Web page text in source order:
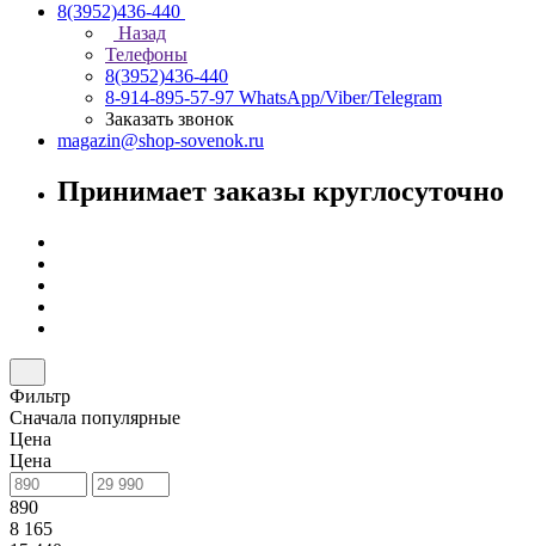
8(3952)436-440
Назад
Телефоны
8(3952)436-440
8-914-895-57-97 WhatsApp/Viber/Telegram
Заказать звонок
magazin@shop-sovenok.ru
Принимает заказы круглосуточно
Фильтр
Сначала популярные
Цена
Цена
890
8 165